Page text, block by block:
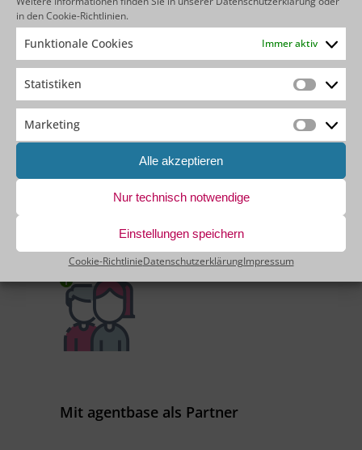
in denCookie-Richtlinien.
Funktionale Cookies Immer aktiv
Statistiken
Marketing
Alle akzeptieren
Nur technisch notwendige
Einstellungen speichern
Cookie-RichtlinieDatenschutzerklärungImpressum
Ohne Partner
Lange Einarbeitungszeit
Trial & Error Ansatz
Risiko der Nichtumsetzung
Mit agentbase als Partner